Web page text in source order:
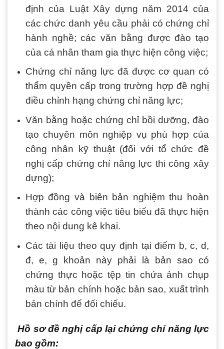
định của Luật Xây dựng năm 2014 của
các chức danh yêu cầu phải có chứng chỉ
hành nghề; các văn bằng được đào tạo
của cá nhân tham gia thực hiện công việc;
Chứng chỉ năng lực đã được cơ quan có
thẩm quyền cấp trong trường hợp đề nghị
điều chỉnh hạng chứng chỉ năng lực;
Văn bằng hoặc chứng chỉ bồi dưỡng, đào
tạo chuyên môn nghiệp vụ phù hợp của
công nhân kỹ thuật (đối với tổ chức đề
nghị cấp chứng chỉ năng lực thi công xây
dựng);
Hợp đồng và biên bản nghiệm thu hoàn
thành các công việc tiêu biểu đã thực hiện
theo nội dung kê khai.
Các tài liệu theo quy định tại điểm b, c, d,
đ, e, g khoản này phải là bản sao có
chứng thực hoặc tệp tin chứa ảnh chụp
màu từ bản chính hoặc bản sao, xuất trình
bản chính để đối chiếu.
Hồ sơ đề nghị cấp lại chứng chỉ năng lực
bao gồm: